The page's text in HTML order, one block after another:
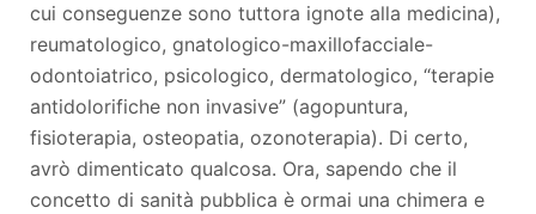
cui conseguenze sono tuttora ignote alla medicina),
reumatologico, gnatologico-maxillofacciale-
odontoiatrico, psicologico, dermatologico, “terapie
antidolorifiche non invasive” (agopuntura,
fisioterapia, osteopatia, ozonoterapia). Di certo,
avrò dimenticato qualcosa. Ora, sapendo che il
concetto di sanità pubblica è ormai una chimera e